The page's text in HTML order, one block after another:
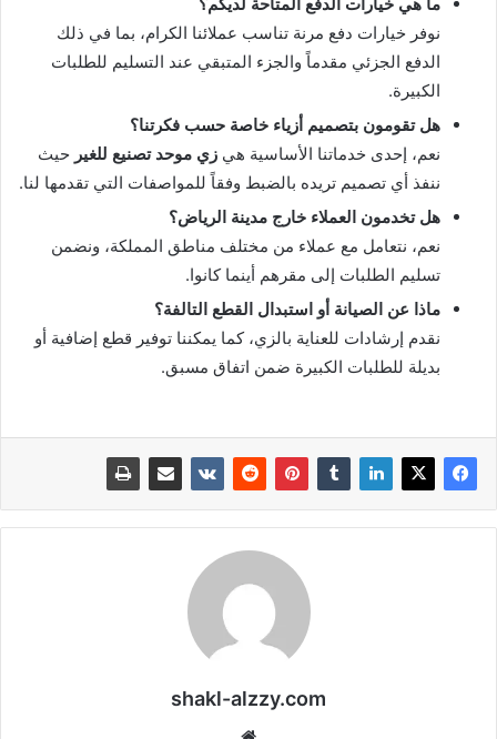
نوفر خيارات دفع مرنة تناسب عملائنا الكرام، بما في ذلك
الدفع الجزئي مقدماً والجزء المتبقي عند التسليم للطلبات
الكبيرة.
هل تقومون بتصميم أزياء خاصة حسب فكرتنا؟
نعم، إحدى خدماتنا الأساسية هي زي موحد تصنيع للغير حيث
ننفذ أي تصميم تريده بالضبط وفقاً للمواصفات التي تقدمها لنا.
هل تخدمون العملاء خارج مدينة الرياض؟
نعم، نتعامل مع عملاء من مختلف مناطق المملكة، ونضمن
تسليم الطلبات إلى مقرهم أينما كانوا.
ماذا عن الصيانة أو استبدال القطع التالفة؟
نقدم إرشادات للعناية بالزي، كما يمكننا توفير قطع إضافية أو
بديلة للطلبات الكبيرة ضمن اتفاق مسبق.
shakl-alzzy.com